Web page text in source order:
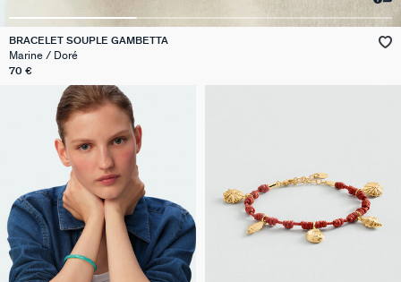
GÉNÉRATION AGATHA
SUR LA PEAU
BRACELET SOUPLE GAMBETTA
Marine / Doré
70 €